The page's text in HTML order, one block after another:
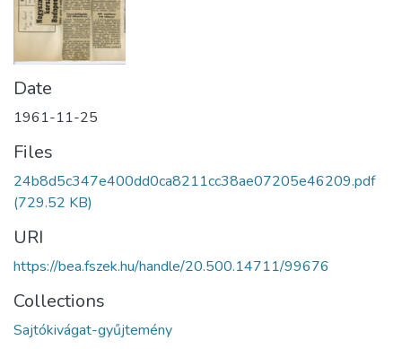
Date
1961-11-25
Files
24b8d5c347e400dd0ca8211cc38ae07205e46209.pdf
(729.52 KB)
URI
https://bea.fszek.hu/handle/20.500.14711/99676
Collections
Sajtókivágat-gyűjtemény